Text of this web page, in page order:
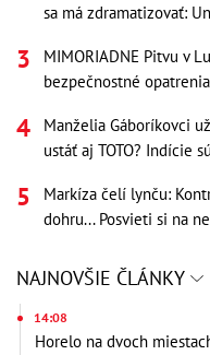
sa má zdramatizovať:
MIMORIADNE Pitvu v
bezpečnostné
Manželia Gáboríkovci
ustáť aj TOTO? Indície
Markíza čelí lynču:
dohru... Posvieti si na
NAJNOVŠIE ČLÁNKY
14:08
Horelo na dvoch